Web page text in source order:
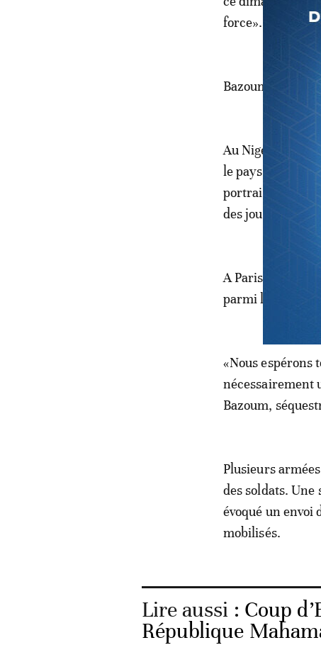
force».
Bazoum en
Au Niger, des
le pays vendredi
portraits des
des journalistes
A Paris, une
parmi lesquelles
«Nous espérons
nécessairement
Bazoum,
Plusieurs
des soldats.
évoqué un envoi
mobilisés.
Lire aussi : Coup
République